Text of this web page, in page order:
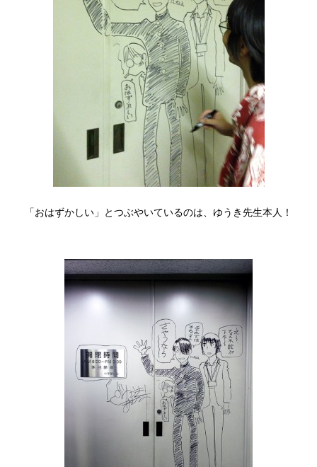
「おはずかしい」とつぶやいているのは、ゆうき先生本人！